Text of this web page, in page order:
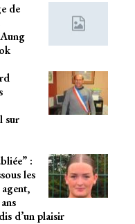
de
sur
:
les
d’un plaisir